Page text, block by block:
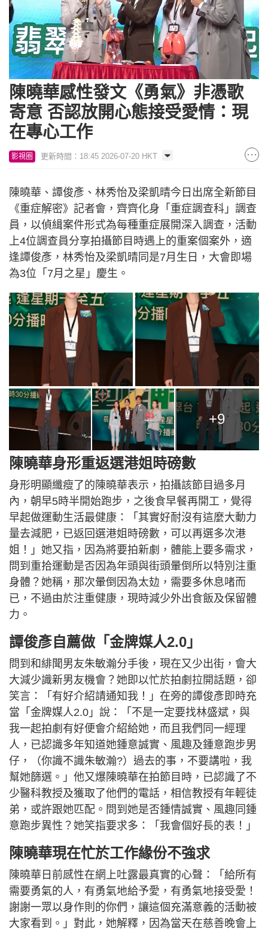
Unmute Loaded
6.84%
陳曉華感性發文《勇氣》非憑歌
寄意 否認放開心態接受愛情：現
在專心工作
影視圈 更新時間：18:45 2026-07-20 HKT
陳曉華、譚俊彥、林秀怡及梁凱晴今日出席全新節目
《重症解密》記者會，齊齊化身「重症調查科」調查
員，以偵緝案件形式為每種重症展開深入調查，活動
上4位調查員分享拍攝節目時遇上的重案個案外，適
逢譚俊彥，林秀怡及梁凱晴同是7月生日，大會即場
為3位「7月之星」慶生。
+9
陳曉華身形重返選港姐時磅數
身形明顯纖瘦了的陳曉華表示，拍攝該節目過多月
內，朝早5時半開始跑步，之後食早餐再開工，覺得
早起做運動生活最健康：「其實好耐沒有這麼大動力
量去減肥，已返回選港姐時磅數，可以再選多次港
姐！」她又指，因為將要拍新劇，體能上要多需求，
問到重拾運動是否因為年頭與街頭暈倒所以特別注重
身體？她稱，那次暈倒因為太攰，需要多休息啫而
已，不過由於注重健康，現時減少外出食飯及保留體
力。
譚俊彥自薦做「金牌媒人2.0」
問到和緋聞男友朱敏瀚分手後，現在又少出街，會大
大減少識新男友機會？她即以忙於拍劇拉開話題，卻
笑言：「有好介紹請通知我！」在旁的譚俊彥即時充
當「金牌媒人2.0」說：「不是一定要找林盛斌，與
我一起拍劇有好便會介紹給她，而且我們同一經理
人，已認識多年知道她鍾意誠實、風趣及鍾意跑步男
仔，（你識不識朱敏瀚?）過去的事，不要講啦，我
幫她篩選。」他又爆陳曉華在拍節目時，已認識了不
少醫科教授及獲取了他們的電話，相信教授有年輕徒
弟，或許跟她匹配。問到她是否鍾情誠實、風趣同鍾
意跑步異性？她笑指要求多：「我會個好長的表！」
陳曉華現在忙於工作緣份不強求
陳曉華日前感性在網上吐露最真實的心聲：「給所有
需要勇氣的人，有勇氣地給予愛，有勇氣地接受愛！
謝謝一眾以身作則的你們，讓這個充滿意義的活動被
大家看到。」對此，她解釋，因為當天在慈善晚會上